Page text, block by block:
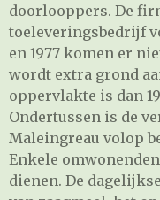
doorlooppers. De
toeleveringsbedrijf
en 1977 komen er
wordt extra grond
oppervlakte is dan
Ondertussen is de
Maleingreau volop
Enkele
dienen. De